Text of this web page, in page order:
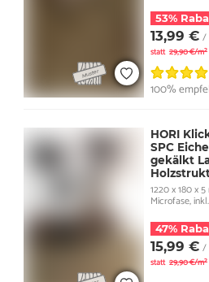
53%
13,99 € /
statt 29,90 €/m²
100%
HORI
SPC
gekälkt
1220 x 180 x
Microfase,
47%
15,99 € /
statt 29,90 €/m²